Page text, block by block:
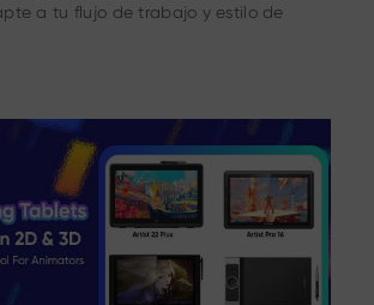
a tu flujo de trabajo y estilo de